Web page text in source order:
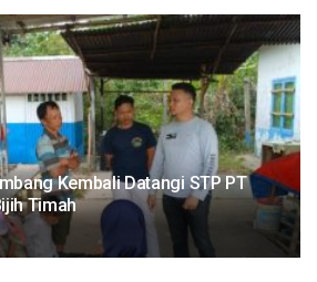
Kembali Datangi STP PT
Timah